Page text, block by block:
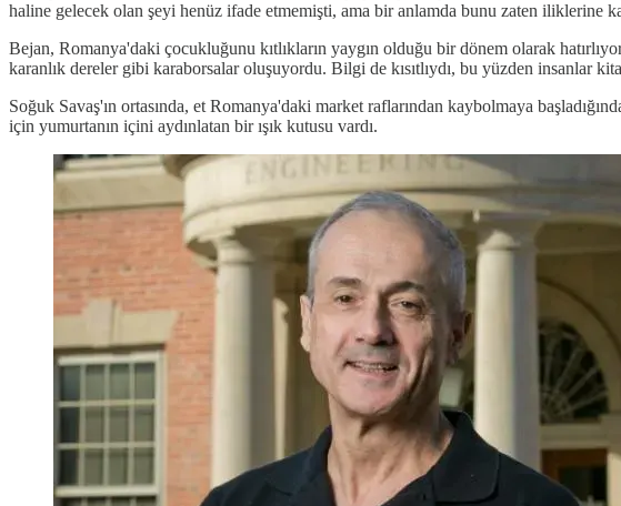
haline gelecek olan şeyi henüz ifade etmemişti, ama bir anlamda bunu zaten iliklerine
Bejan, Romanya'daki çocukluğunu kıtlıkların yaygın olduğu bir dönem olarak
karanlık dereler gibi karaborsalar oluşuyordu. Bilgi de kısıtlıydı, bu yüzden insanlar
Soğuk Savaş'ın ortasında, et Romanya'daki market raflarından kaybolmaya
için yumurtanın içini aydınlatan bir ışık kutusu vardı.